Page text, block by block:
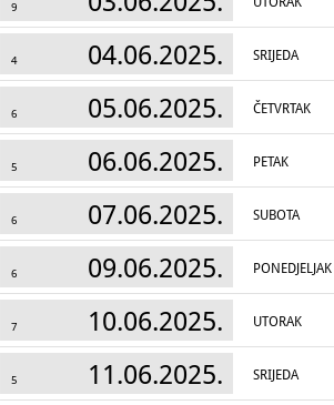
9
4 04.06.2025. SRIJEDA
6 05.06.2025. ČETVRTAK
5 06.06.2025. PETAK
6 07.06.2025. SUBOTA
6 09.06.2025. PONEDJELJAK
7 10.06.2025. UTORAK
5 11.06.2025. SRIJEDA